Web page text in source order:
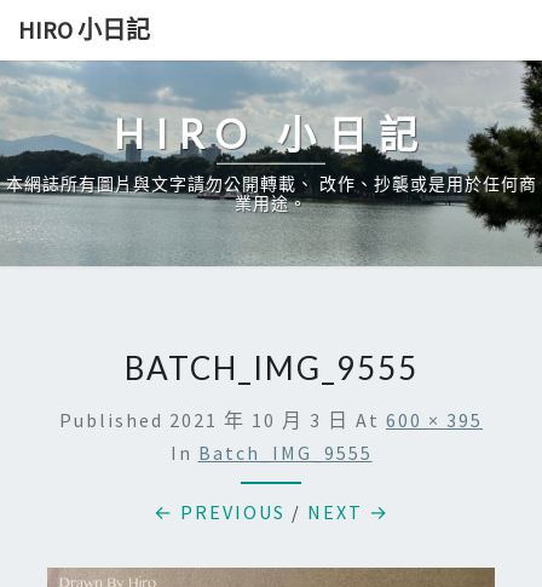
Skip
content
HIRO 小日記
HIRO 小日記
本網誌所有圖片與文字請勿公開轉載、 改作、抄襲或是用於任何商
業用途。
BATCH_IMG_9555
Published 2021 年 10 月 3 日 At 600 × 395
In Batch_IMG_9555
← PREVIOUS / NEXT →